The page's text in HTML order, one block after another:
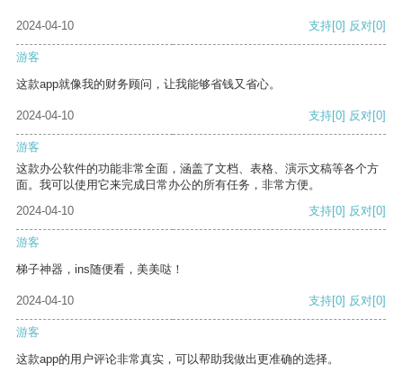
2024-04-10 支持[0] 反对[0]
游客
这款app就像我的财务顾问，让我能够省钱又省心。
2024-04-10 支持[0] 反对[0]
游客
这款办公软件的功能非常全面，涵盖了文档、表格、演示文稿等各个方
面。我可以使用它来完成日常办公的所有任务，非常方便。
2024-04-10
支持[0] 反对[0]
游客
梯子神器，ins随便看，美美哒！
2024-04-10 支持[0] 反对[0]
游客
这款app的用户评论非常真实，可以帮助我做出更准确的选择。